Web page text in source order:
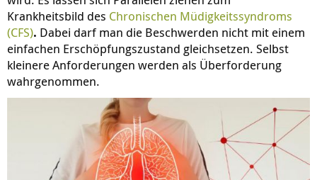
Krankheitsbild des Chronischen Müdigkeitssyndroms
(CFS). Dabei darf man die Beschwerden nicht mit einem
einfachen Erschöpfungszustand gleichsetzen. Selbst
kleinere Anforderungen werden als Überforderung
wahrgenommen.